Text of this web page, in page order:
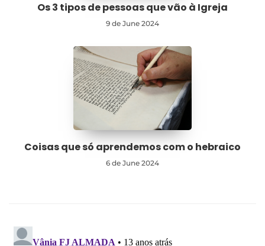
Os 3 tipos de pessoas que vão à Igreja
9 de June 2024
Coisas que só aprendemos com o hebraico
6 de June 2024